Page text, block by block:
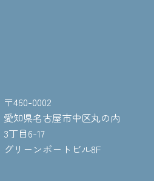
〒460-0002
愛知県名古屋市中区丸の内
3丁目6-17
グリーンポートビル8F